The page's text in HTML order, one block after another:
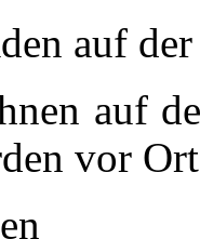
auf
auf
vor